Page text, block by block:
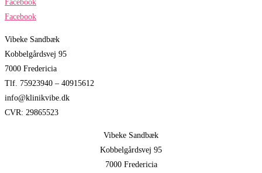
Facebook
Facebook
Vibeke Sandbæk
Kobbelgårdsvej 95
7000 Fredericia
Tlf. 75923940 – 40915612
info@klinikvibe.dk
CVR: 29865523
Vibeke Sandbæk
Kobbelgårdsvej 95
7000 Fredericia